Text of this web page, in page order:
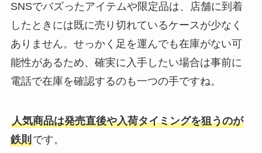
SNSでバズったアイテムや限定品は、店舗に到着
したときには既に売り切れているケースが少なく
ありません。せっかく足を運んでも在庫がない可
能性があるため、確実に入手したい場合は事前に
電話で在庫を確認するのも一つの手ですね。
人気商品は発売直後や入荷タイミングを狙うのが
鉄則です。